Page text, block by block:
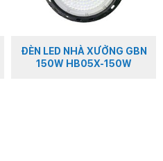
ĐÈN LED NHÀ XƯỞNG GBN
150W HB05X-150W